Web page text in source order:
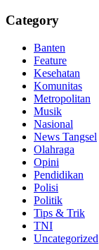
Category
Banten
Feature
Kesehatan
Komunitas
Metropolitan
Musik
Nasional
News Tangsel
Olahraga
Opini
Pendidikan
Polisi
Politik
Tips & Trik
TNI
Uncategorized